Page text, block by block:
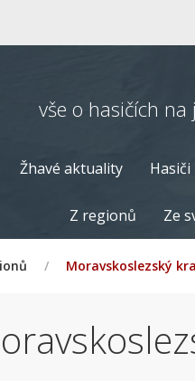
vše o hasičích na
Žhavé aktuality Hasiči
Z regionů Ze
/ Moravskoslezský